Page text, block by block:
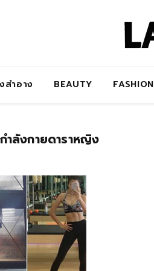
สำอาง BEAUTY FASHION
ำลังกายดาราหญิง